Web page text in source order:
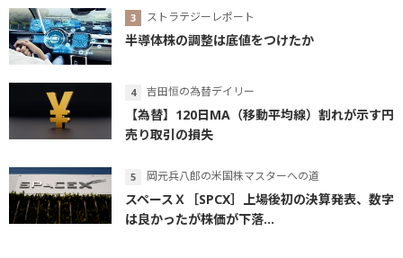
ストラテジーレポート
半導体株の調整は底値をつけたか
吉田恒の為替デイリー
【為替】120日MA（移動平均線）割れが示す円
売り取引の損失
岡元兵八郎の米国株マスターへの道
スペースＸ［SPCX］上場後初の決算発表、数字
は良かったが株価が下落...